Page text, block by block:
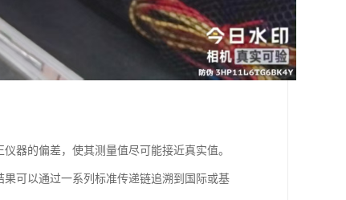
器的偏差，使其测量值尽可能接近真实值。
可以通过一系列标准传递链追溯到国际或基